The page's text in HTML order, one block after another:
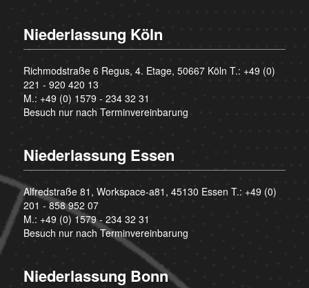
Niederlassung Köln
Richmodstraße 6 Regus, 4. Etage, 50667 Köln T.: +49 (0)
221 - 920 420 13
M.: +49 (0) 1579 - 234 32 31
Besuch nur nach Terminvereinbarung
Niederlassung Essen
Alfredstraße 81, Workspace-a81, 45130 Essen T.: +49 (0)
201 - 858 952 07
M.: +49 (0) 1579 - 234 32 31
Besuch nur nach Terminvereinbarung
Niederlassung Bonn